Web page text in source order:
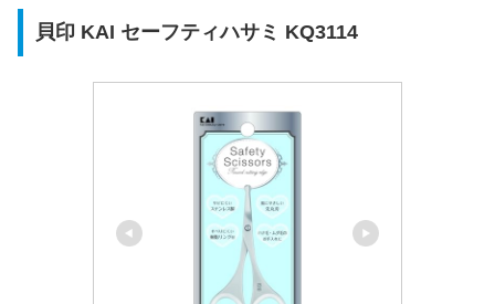
貝印 KAI セーフティハサミ KQ3114